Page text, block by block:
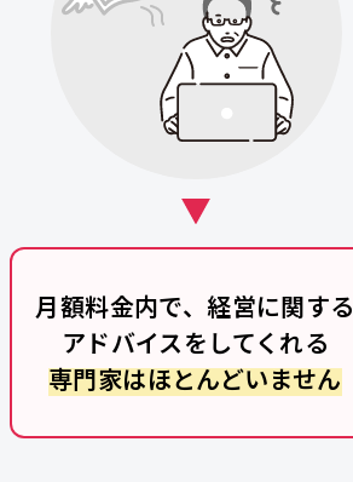
月額料金内で、経営に関する
アドバイスをしてくれる
専門家はほとんどいません